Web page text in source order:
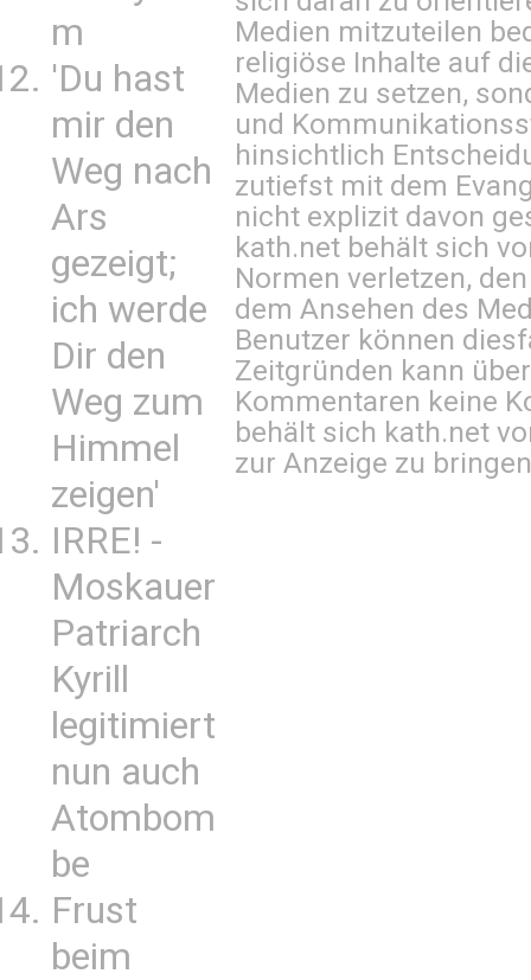
m
'Du hast
mir den
Weg nach
Ars
gezeigt;
ich werde
Dir den
Weg zum
Himmel
zeigen'
IRRE! -
Moskauer
Patriarch
Kyrill
legitimiert
nun auch
Atombom
be
Frust
beim
Medien mitzuteilen
religiöse Inhalte auf
Medien zu setzen,
und
hinsichtlich
zutiefst mit dem
nicht explizit davon
kath.net behält sich
Normen verletzen,
dem Ansehen des
Benutzer können
Zeitgründen kann
Kommentaren keine
behält sich kath.net
zur Anzeige zu